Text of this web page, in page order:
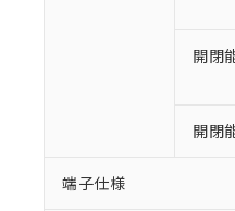
開閉
開閉
端子仕様